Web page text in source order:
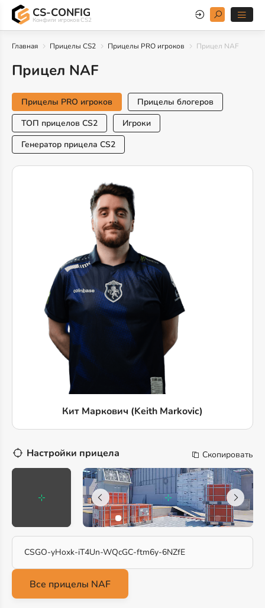
CS-CONFIG
Конфиги игроков CS2
Главная Прицелы CS2 Прицелы PRO игроков Прицел NAF
Прицел NAF
Прицелы PRO игроков
Прицелы блогеров
ТОП прицелов CS2
Игроки
Генератор прицела CS2
Кит Маркович (Keith Markovic)
Настройки прицела Скопировать
CSGO-yHoxk-iT4Un-WQcGC-ftm6y-6NZfE